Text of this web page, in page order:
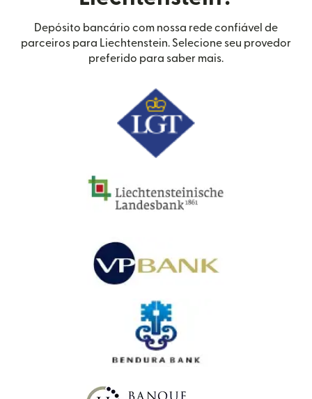
Depósito bancário com nossa rede confiável de
parceiros para Liechtenstein. Selecione seu provedor
preferido para saber mais.